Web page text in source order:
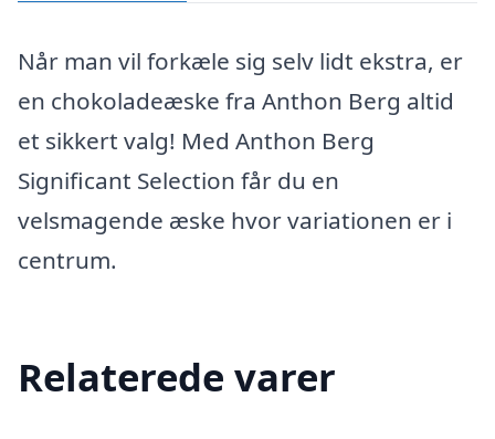
Når man vil forkæle sig selv lidt ekstra, er
en chokoladeæske fra Anthon Berg altid
et sikkert valg! Med Anthon Berg
Significant Selection får du en
velsmagende æske hvor variationen er i
centrum.
Relaterede varer